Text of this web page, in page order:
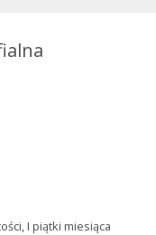
I piątki miesiąca